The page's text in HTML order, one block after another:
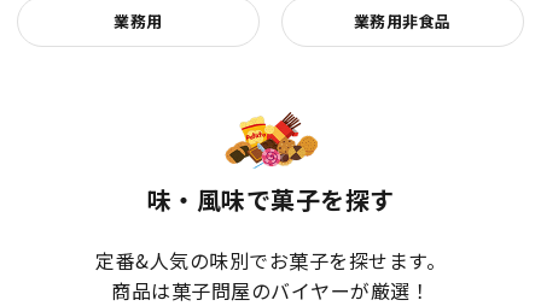
業務用 業務用非食品
味・風味で菓子を探す
定番&人気の味別でお菓子を探せます。
商品は菓子問屋のバイヤーが厳選！